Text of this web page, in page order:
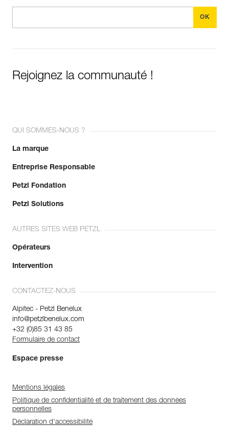
Rejoignez la communauté !
QUI SOMMES-NOUS ?
La marque
Entreprise Responsable
Petzl Fondation
Petzl Solutions
AUTRES SITES WEB PETZL
Opérateurs
Intervention
CONTACTEZ-NOUS
Alpitec - Petzl Benelux
info@petzlbenelux.com
+32 (0)85 31 43 85
Formulaire de contact
Espace presse
Mentions légales
Politique de confidentialité et de traitement des données
personnelles
Déclaration d'accessibilité